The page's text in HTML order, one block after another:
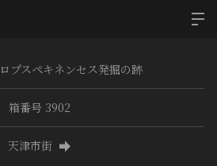
プスペキネンセス発掘の跡
箱番号 3902
天津市街